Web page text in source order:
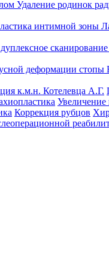
Удаление родинок
интимной зоны
дуплексное
деформации стопы
к.м.н. Котелевца А.Г.
Увеличение
Коррекция рубцов